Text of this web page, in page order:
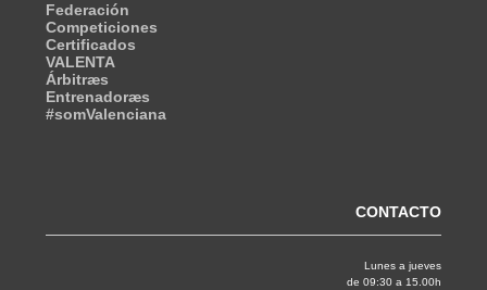
Federación
Competiciones
Certificados
VALENTA
Árbitræs
Entrenadoræs
#somValenciana
CONTACTO
Lunes a jueves
de 09:30 a 15.00h